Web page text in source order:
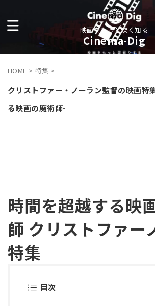
映画をもっと深く知る
Cinema-Dig
HOME > 特集 >
クリストファー・ノーラン監督の映画
る映画の魔術師-
時間を超越する映
師 クリストファー
特集
目次